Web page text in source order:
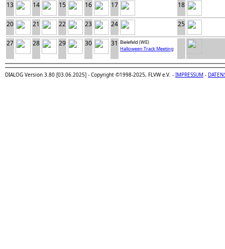
13 14 15 16 17 18
20 21 22 23 24 25
27 28 29 30 31 Bielefeld (WE)
Halloween Track Meeting
DIALOG Version 3.80 [03.06.2025] - Copyright ©1998-2025, FLVW e.V. - IMPRESSUM -